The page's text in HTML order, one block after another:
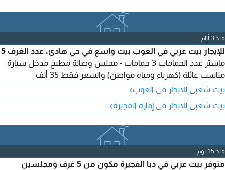
منذ 3 أيام
للإيجار بيت عربي في الغوب بيت واسع في حي هادئ. عدد الغرف 5
ماستر عدد الحمامات 3 حمامات - مجلس وصالة مطبخ مدخل سيارة
مناسب عائلة (كهرباء ومياه مواطن) والسعر فقط 35 ألف
بيت شعبي للايجار في الغوب›
بيت شعبي للايجار في إمارة الفجيرة›
منذ 15 يوم
متوفر بيت عربي في دبا الفجيرة مكون من 5 غرف ومجلسين